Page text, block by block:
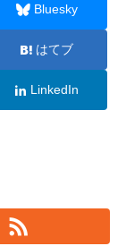
Bluesky
はてブ
LinkedIn